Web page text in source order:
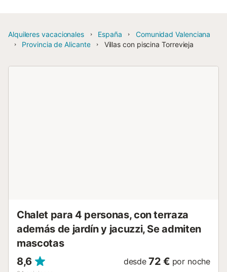
Alquileres vacacionales España
Comunidad Valenciana
Provincia de Alicante
Villas con piscina Torrevieja
Chalet para 4 personas, con terraza
además de jardín y jacuzzi, Se admiten
mascotas
8,6
desde 72 € por noche